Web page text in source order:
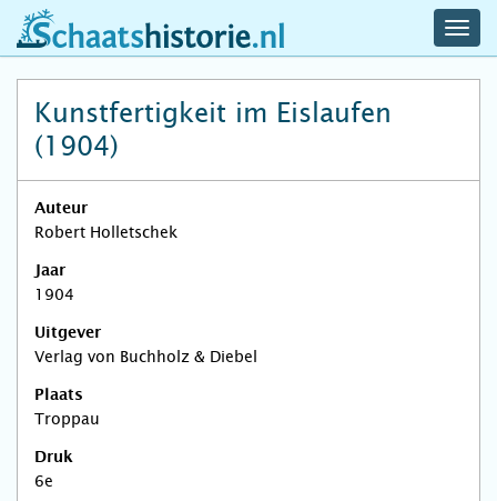
schaatshistorie.nl
Kunstfertigkeit im Eislaufen
(1904)
Auteur
Robert Holletschek
Jaar
1904
Uitgever
Verlag von Buchholz & Diebel
Plaats
Troppau
Druk
6e